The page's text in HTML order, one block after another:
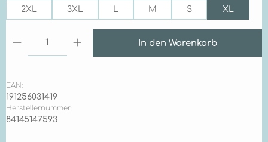
2XL 3XL L M S XL
Produkt Anzahl: Gib den gewünschten Wert
In den Warenkorb
EAN:
191256031419
Herstellernummer:
84145147593